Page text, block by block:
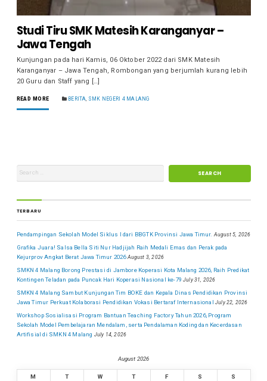
Studi Tiru SMK Matesih Karanganyar –
Jawa Tengah
Kunjungan pada hari Kamis, 06 Oktober 2022 dari SMK Matesih
Karanganyar – Jawa Tengah, Rombongan yang berjumlah kurang lebih
20 Guru dan Staff yang […]
READ MORE BERITA SMK NEGERI 4 MALANG
TERBARU
Pendampingan Sekolah Model Siklus I dari BBGTK Provinsi Jawa Timur. August 5, 2026
Grafika Juara! Salsa Bella Siti Nur Hadjijah Raih Medali Emas dan Perak pada
Kejurprov Angkat Berat Jawa Timur 2026 August 3, 2026
SMKN 4 Malang Borong Prestasi di Jambore Koperasi Kota Malang 2026, Raih Predikat
Kontingen Teladan pada Puncak Hari Koperasi Nasional ke-79 July 31, 2026
SMKN 4 Malang Sambut Kunjungan Tim BOKE dan Kepala Dinas Pendidikan Provinsi
Jawa Timur Perkuat Kolaborasi Pendidikan Vokasi Bertaraf Internasional July 22, 2026
Workshop Sosialisasi Program Bantuan Teaching Factory Tahun 2026, Program
Sekolah Model Pembelajaran Mendalam, serta Pendalaman Koding dan Kecerdasan
Artifisial di SMKN 4 Malang July 14, 2026
August 2026
M T W T F S S